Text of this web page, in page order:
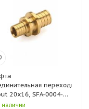
переходная
20x16, SFA-0004-
наличии